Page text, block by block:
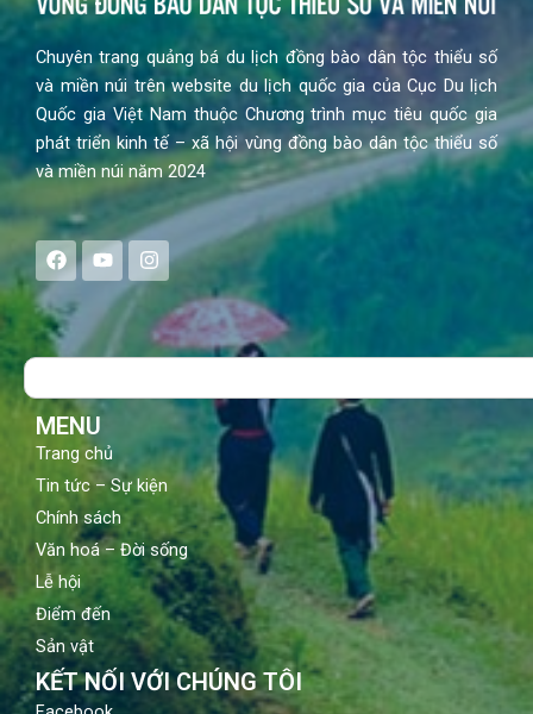
Chuyên trang quảng bá du lịch đồng bào dân tộc thiểu số
và miền núi trên website du lịch quốc gia của Cục Du lịch
Quốc gia Việt Nam thuộc Chương trình mục tiêu quốc gia
phát triển kinh tế – xã hội vùng đồng bào dân tộc thiểu số
và miền núi năm 2024
F
a
c
e
b
o
Y
o
u
t
u
b
I
n
s
a
g
Search
MENU
Trang chủ
Tin tức – Sự kiện
Chính sách
Văn hoá – Đời sống
Lễ hội
Điểm đến
Sản vật
KẾT NỐI VỚI CHÚNG TÔI